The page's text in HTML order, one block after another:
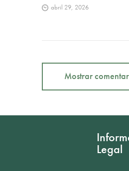
abril 29, 2026
Mostrar
Legal